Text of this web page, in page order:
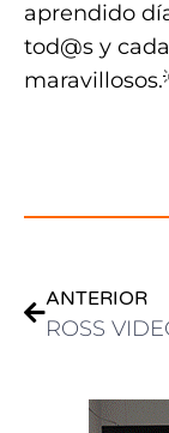
aprendido
tod@s y
ANTERIOR